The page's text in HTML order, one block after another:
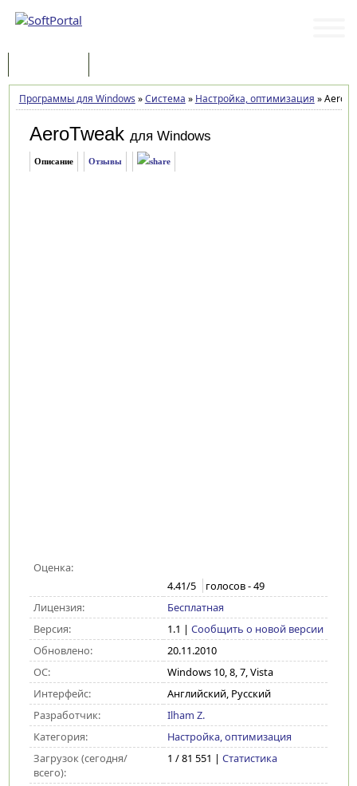
Программы для Windows »Система » Настройка, оптимизация »
AeroTweak для Windows
Описание Отзывы
Оценка:
4.41/5 голосов -49
Лицензия:
Бесплатная
Версия:
1.1 | Сообщить о новой версии
Обновлено:
20.11.2010
ОС:
Windows 10, 8, 7, Vista
Интерфейс:
Английский, Русский
Разработчик:
Ilham Z.
Категория:
Настройка, оптимизация
Загрузок (сегодня/
всего):
1 / 81 551 | Статистика